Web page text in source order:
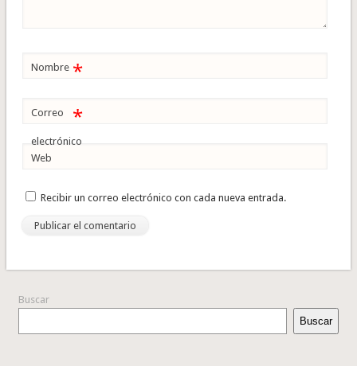
Nombre *
Correo
electrónico
*
Web
Recibir un correo electrónico con cada nueva entrada.
Buscar
Buscar